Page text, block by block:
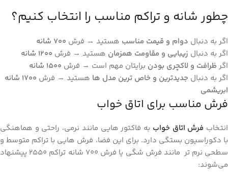
چطور شانه و تراکم مناسب را انتخاب کنیم؟
اگر به دنبال دوام و قیمت مناسب هستید → فرش ۷۰۰ شانه
اگر به دنبال زیبایی و مقاومت همزمان هستید → فرش ۱۲۰۰ شانه
اگر ظرافت و لاکچری بودن برایتان مهم است → فرش ۱۵۰۰ شانه
اگر به دنبال جدیدترین و خاص ‌ترین مدل ‌ها هستید → فرش ۱۷۰۰ شانه
ابریشمی
فرش مناسب برای اتاق خواب
انتخاب فرش اتاق خواب به فاکتور هایی مانند نرمی، راحتی و هماهنگی
با دکوراسیون بستگی دارد. برای این فضا، فرش ‌هایی با تراکم متوسط و
سطحی نرم ‌تر مانند فرش شگی یا فرش 700 شانه تراکم 2550 پیشنهاد
می‌شوند: